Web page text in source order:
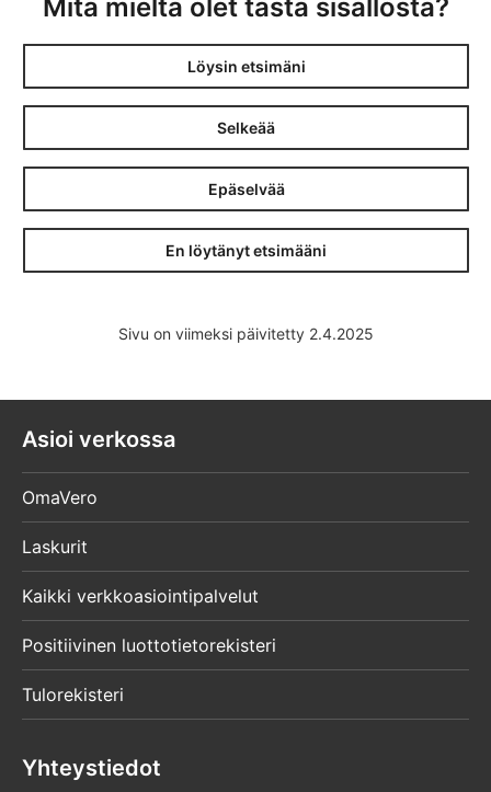
Mitä mieltä olet tästä sisällöstä?
Löysin etsimäni
Selkeää
Epäselvää
En löytänyt etsimääni
Sivu on viimeksi päivitetty 2.4.2025
Asioi verkossa
OmaVero
Laskurit
Kaikki verkkoasiointipalvelut
Positiivinen luottotietorekisteri
Tulorekisteri
Yhteystiedot